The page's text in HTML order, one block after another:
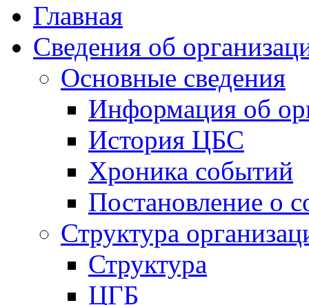
Главная
Сведения об
Основные сведения
Информация об
История ЦБС
Хроника событий
Постановление о
Структура
Структура
ЦГБ